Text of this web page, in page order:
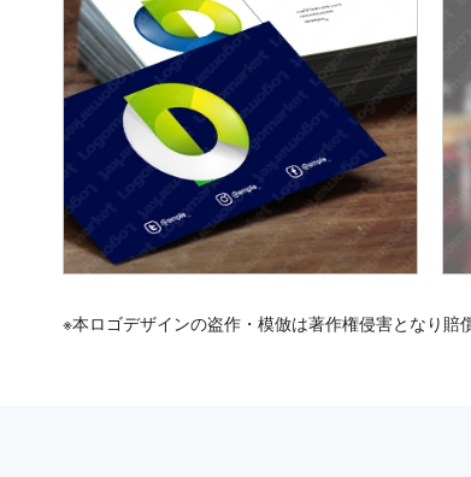
※本ロゴデザインの盗作・模倣は著作権侵害となり賠